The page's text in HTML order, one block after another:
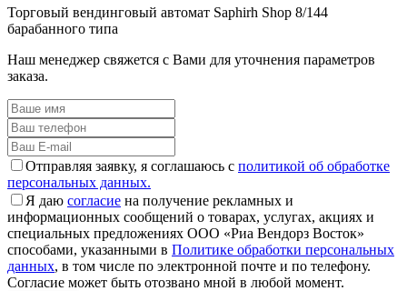
Торговый вендинговый автомат Saphirh Shop 8/144
барабанного типа
Наш менеджер свяжется с Вами для уточнения параметров
заказа.
Отправляя заявку, я соглашаюсь с политикой об обработке
персональных данных.
Я даю согласие на получение рекламных и
информационных сообщений о товарах, услугах, акциях и
специальных предложениях ООО «Риа Вендорз Восток»
способами, указанными в Политике обработки персональных
данных, в том числе по электронной почте и по телефону.
Согласие может быть отозвано мной в любой момент.